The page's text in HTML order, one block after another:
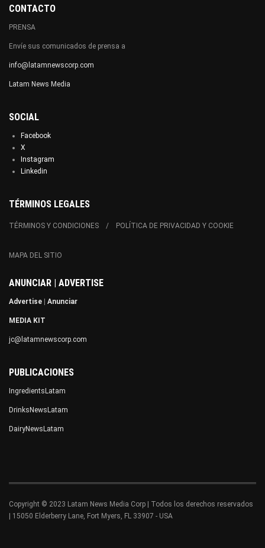
CONTACTO
PRENSA
Envíe sus comunicados de prensa a
info@latamnewscorp.com
Latam News Media
SOCIAL
Facebook
X
Instagram
Linkedin
TÉRMINOS LEGALES
TÉRMINOS Y CONDICIONES POLÍTICA DE PRIVACIDAD Y COOKIE
MAPA DEL SITIO
ANUNCIAR | ADVERTISE
Advertise Anunciar
MEDIA KIT
jc@latamnewscorp.com
PUBLICACIONES
IngredientsLatam
DrinksNewsLatam
DairyNewsLatam
Copyright © 2023 Latam News Media Corp | Todos los derechos reservados
| 15050 Elderberry Lane, Fort Myers, FL 33907 - USA